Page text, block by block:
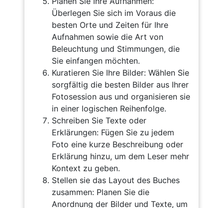
Überlegen Sie sich im Voraus die
besten Orte und Zeiten für Ihre
Aufnahmen sowie die Art von
Beleuchtung und Stimmungen, die
Sie einfangen möchten.
Kuratieren Sie Ihre Bilder: Wählen Sie
sorgfältig die besten Bilder aus Ihrer
Fotosession aus und organisieren sie
in einer logischen Reihenfolge.
Schreiben Sie Texte oder
Erklärungen: Fügen Sie zu jedem
Foto eine kurze Beschreibung oder
Erklärung hinzu, um dem Leser mehr
Kontext zu geben.
Stellen sie das Layout des Buches
zusammen: Planen Sie die
Anordnung der Bilder und Texte, um